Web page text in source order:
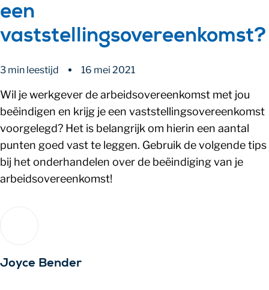
een
vaststellingsovereenkomst?
3 min leestijd 16 mei 2021
Wil je werkgever de arbeidsovereenkomst met jou
beëindigen en krijg je een vaststellingsovereenkomst
voorgelegd? Het is belangrijk om hierin een aantal
punten goed vast te leggen. Gebruik de volgende tips
bij het onderhandelen over de beëindiging van je
arbeidsovereenkomst!
Joyce Bender